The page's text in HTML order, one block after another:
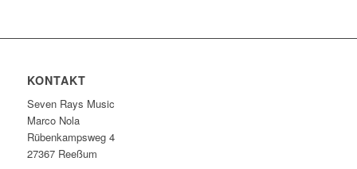
KONTAKT
Seven Rays Music
Marco Nola
Rübenkampsweg 4
27367 Reeßum